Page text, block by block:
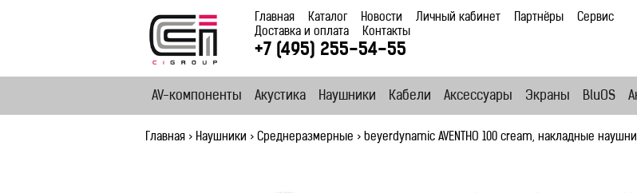
Главная Каталог Новости Личный кабинет Партнёры
Сервис
Доставка и оплата
Контакты
+7 (495) 255-54-55
AV-компоненты Акустика Наушники Кабели Аксессуары Экраны BluOS
Главная > Наушники > Среднеразмерные > beyerdynamic AVENTHO 100 cream, накладные